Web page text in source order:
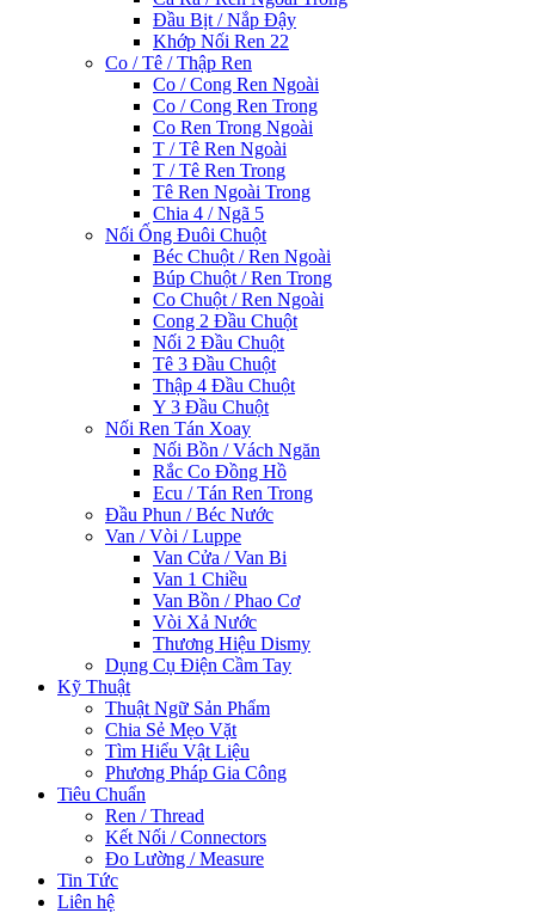
Đầu Bịt / Nắp Đậy
Khớp Nối Ren 22
Co / Tê / Thập Ren
Co / Cong Ren Ngoài
Co / Cong Ren Trong
Co Ren Trong Ngoài
T / Tê Ren Ngoài
T / Tê Ren Trong
Tê Ren Ngoài Trong
Chia 4 / Ngã 5
Nối Ống Đuôi Chuột
Béc Chuột / Ren Ngoài
Búp Chuột / Ren Trong
Co Chuột / Ren Ngoài
Cong 2 Đầu Chuột
Nối 2 Đầu Chuột
Tê 3 Đầu Chuột
Thập 4 Đầu Chuột
Y 3 Đầu Chuột
Nối Ren Tán Xoay
Nối Bồn / Vách Ngăn
Rắc Co Đồng Hồ
Ecu / Tán Ren Trong
Đầu Phun / Béc Nước
Van / Vòi / Luppe
Van Cửa / Van Bi
Van 1 Chiều
Van Bồn / Phao Cơ
Vòi Xả Nước
Thương Hiệu Dismy
Dụng Cụ Điện Cầm Tay
Kỹ Thuật
Thuật Ngữ Sản Phẩm
Chia Sẻ Mẹo Vặt
Tìm Hiểu Vật Liệu
Phương Pháp Gia Công
Tiêu Chuẩn
Ren / Thread
Kết Nối / Connectors
Đo Lường / Measure
Tin Tức
Liên hệ